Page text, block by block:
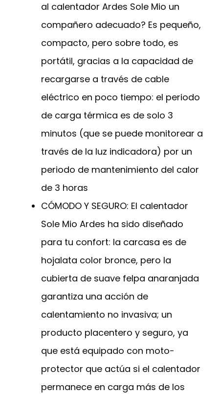
al calentador Ardes Sole Mio un
compañero adecuado? Es pequeño,
compacto, pero sobre todo, es
portátil, gracias a la capacidad de
recargarse a través de cable
eléctrico en poco tiempo: el periodo
de carga térmica es de solo 3
minutos (que se puede monitorear a
través de la luz indicadora) por un
periodo de mantenimiento del calor
de 3 horas
CÓMODO Y SEGURO: El calentador
Sole Mio Ardes ha sido diseñado
para tu confort: la carcasa es de
hojalata color bronce, pero la
cubierta de suave felpa anaranjada
garantiza una acción de
calentamiento no invasiva; un
producto placentero y seguro, ya
que está equipado con moto-
protector que actúa si el calentador
permanece en carga más de los